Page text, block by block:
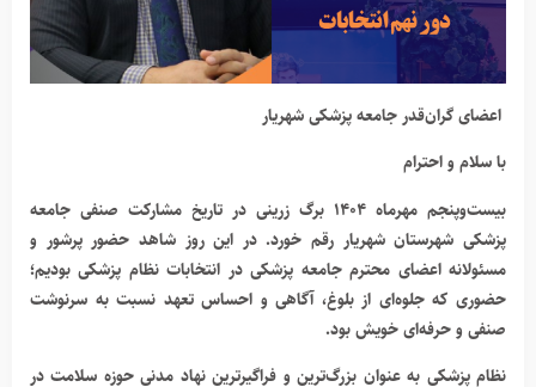
اعضای گران‌قدر جامعه پزشکی شهریار
با سلام و احترام
بیست‌و‌پنجم مهرماه ۱۴۰۴ برگ زرینی در تاریخ مشارکت صنفی جامعه
پزشکی شهرستان شهریار رقم خورد. در این روز شاهد حضور پرشور و
مسئولانه اعضای محترم جامعه پزشکی در انتخابات نظام پزشکی بودیم؛
حضوری که جلوه‌ای از بلوغ، آگاهی و احساس تعهد نسبت به سرنوشت
صنفی و حرفه‌ای خویش بود.
نظام پزشکی به عنوان بزرگ‌ترین و فراگیرترین نهاد مدنی حوزه سلامت در